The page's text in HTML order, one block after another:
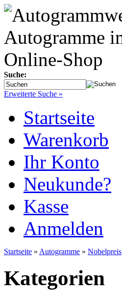
Suche:
Erweiterte Suche »
Startseite
Warenkorb
Ihr Konto
Neukunde?
Kasse
Anmelden
Startseite » Autogramme » Nobelpreis
Kategorien